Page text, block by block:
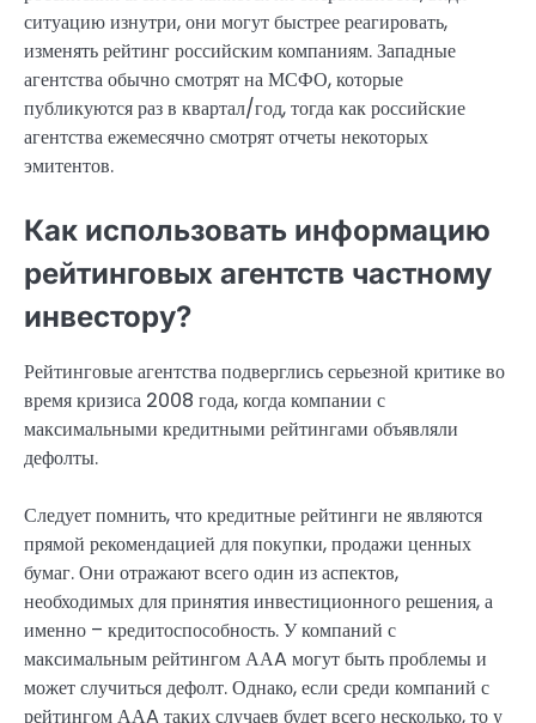
ситуацию изнутри, они могут быстрее реагировать,
изменять рейтинг российским компаниям. Западные
агентства обычно смотрят на МСФО, которые
публикуются раз в квартал/год, тогда как российские
агентства ежемесячно смотрят отчеты некоторых
эмитентов.
Как использовать информацию
рейтинговых агентств частному
инвестору?
Рейтинговые агентства подверглись серьезной критике во
время кризиса 2008 года, когда компании с
максимальными кредитными рейтингами объявляли
дефолты.
Следует помнить, что кредитные рейтинги не являются
прямой рекомендацией для покупки, продажи ценных
бумаг. Они отражают всего один из аспектов,
необходимых для принятия инвестиционного решения, а
именно – кредитоспособность. У компаний с
максимальным рейтингом ААA могут быть проблемы и
может случиться дефолт. Однако, если среди компаний с
рейтингом ААA таких случаев будет всего несколько, то у